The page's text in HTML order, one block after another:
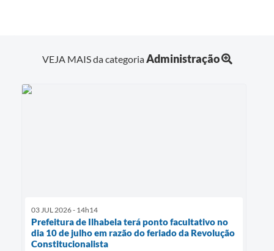
VEJA MAIS da categoriaAdministração
03 JUL 2026 - 14h14
Prefeitura de Ilhabela terá ponto facultativo no
dia 10 de julho em razão do feriado da Revolução
Constitucionalista